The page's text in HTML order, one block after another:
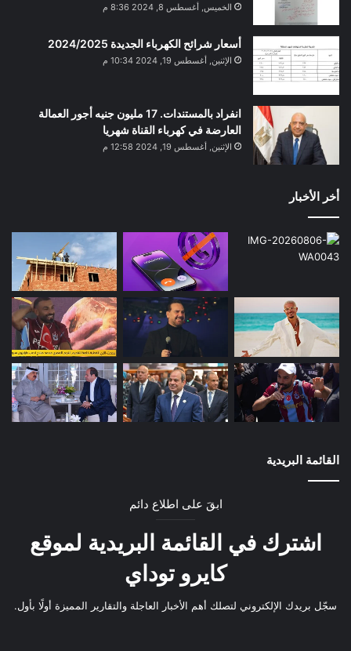
الخميس, أغسطس 8, 2024 8:36 م
أسعار شرائح الكهرباء الجديدة 2024/2025
الإثنين, أغسطس 19, 2024 10:34 م
انفراد بالمستندات. 17 مليون جنيه أجور العمالة
العارضة في كهرباء القناة شهريا
الإثنين, أغسطس 19, 2024 12:58 م
أخر الأخبار
القائمة البريدية
ابقَ على اطلاع دائم
اشترك في القائمة البريدية لموقع
كايرو توداي
سجّل بريدك الإلكتروني لتصلك أهم الأخبار العاجلة والتقارير المميزة أولًا بأول.